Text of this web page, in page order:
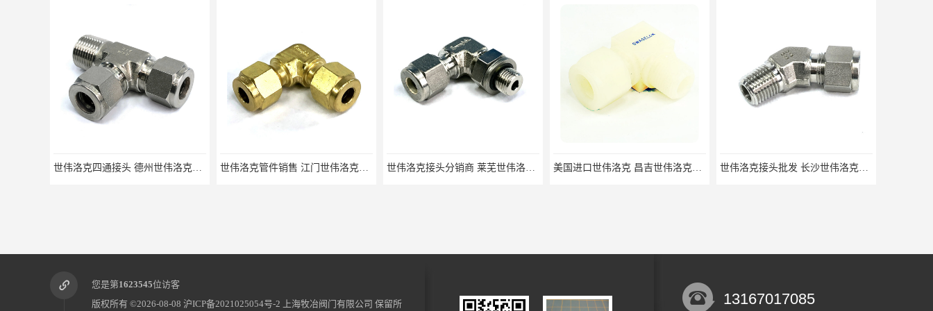
世伟洛克四通接头 德州世伟洛克接头 适用于锅炉厂 世伟洛克管件销售 江门世伟洛克接头 不锈钢316 世伟洛克接头分销商 莱芜世伟洛克接头 上海总经销 美国进口世伟洛克 昌吉世伟洛克接头 华东经销 世伟洛克接头批发 长沙世伟洛克接头 耐高温高压
您是第1623545位访客
版权所有 ©2026-08-08 沪ICP备2021025054号-2 上海牧冶阀门有限公司 保留所 13167017085